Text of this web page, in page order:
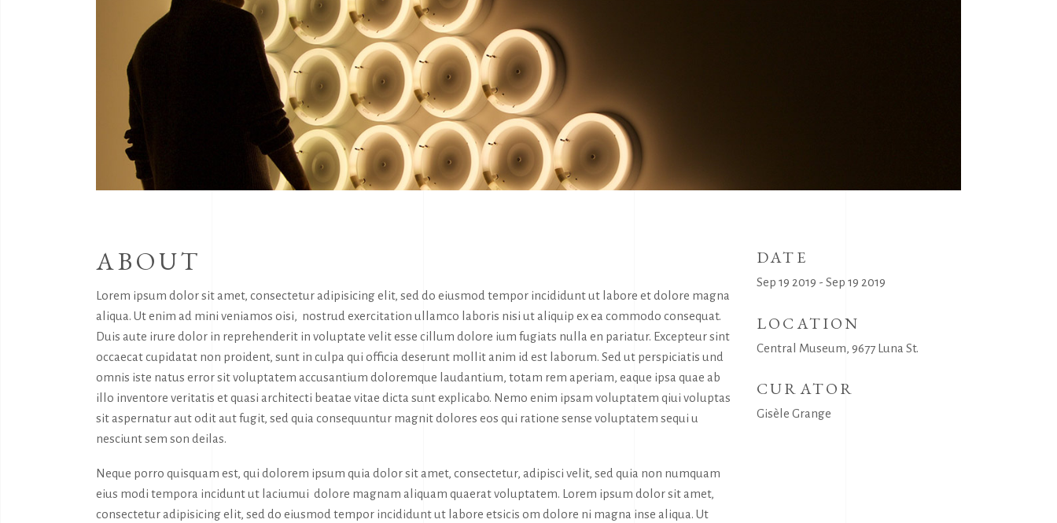
ABOUT
Lorem ipsum dolor sit amet, consectetur adipisicing elit, sed do eiusmod tempor incididunt ut labore et dolore magna
aliqua. Ut enim ad mini veniamos oisi, nostrud exercitation ullamco laboris nisi ut aliquip ex ea commodo consequat.
Duis aute irure dolor in reprehenderit in voluptate velit esse cillum dolore ium fugiats nulla en pariatur. Excepteur sint
occaecat cupidatat non proident, sunt in culpa qui officia deserunt mollit anim id est laborum. Sed ut perspiciatis und
omnis iste natus error sit voluptatem accusantium doloremque laudantium, totam rem aperiam, eaque ipsa quae ab
illo inventore veritatis et quasi architecti beatae vitae dicta sunt explicabo. Nemo enim ipsam voluptatem qiui voluptas
sit aspernatur aut odit aut fugit, sed quia consequuntur magnit dolores eos qui ratione sense voluptatem sequi u
nesciunt sem son deilas.
Neque porro quisquam est, qui dolorem ipsum quia dolor sit amet, consectetur, adipisci velit, sed quia non numquam
eius modi tempora incidunt ut laciumui dolore magnam aliquam quaerat voluptatem. Lorem ipsum dolor sit amet,
consectetur adipisicing elit, sed do eiusmod tempor incididunt ut labore etsicis om dolore ni magna inse aliqua. Ut
DATE
Sep 19 2019 - Sep 19 2019
LOCATION
Central Museum, 9677 Luna St.
CURATOR
Gisèle Grange